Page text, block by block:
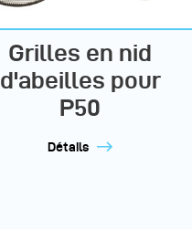
Grilles en nid
d'abeilles pour
P50
Détails